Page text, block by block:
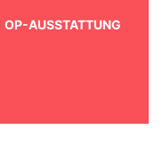
OP-AUSSTATTUNG